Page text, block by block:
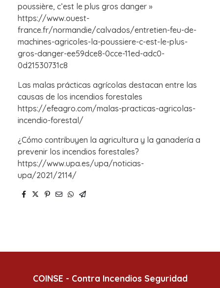
poussière, c’est le plus gros danger »
https://www.ouest-
france.fr/normandie/calvados/entretien-feu-de-
machines-agricoles-la-poussiere-c-est-le-plus-
gros-danger-ee59dce8-0cce-11ed-adc0-
0d21530731c8
Las malas prácticas agrícolas destacan entre las
causas de los incendios forestales
https://efeagro.com/malas-practicas-agricolas-
incendio-forestal/
¿Cómo contribuyen la agricultura y la ganadería a
prevenir los incendios forestales?
https://www.upa.es/upa/noticias-
upa/2021/2114/
COINSE - Contra Incendios Seguridad